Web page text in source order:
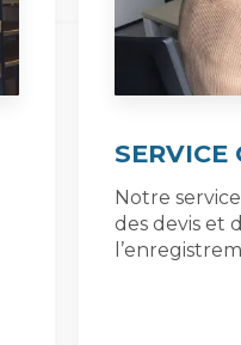
SERVICE
Notre
des devis et